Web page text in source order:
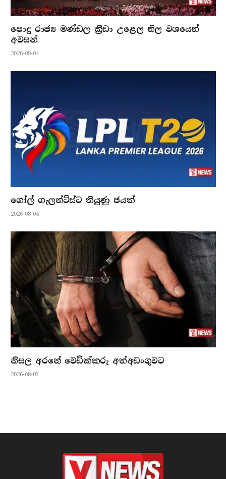
පොදු රාජ්‍ය මණ්ඩල ක්‍රීඩා උළෙල නිල වශයෙන්
අවසන්
2026-08-04
ගෝල් ගැලන්ට්ස්ට තියුණු ජයක්
2026-08-04
නිසල අරනේ වෙඩික්කරු අත්අඩංගුවට
2026-08-03